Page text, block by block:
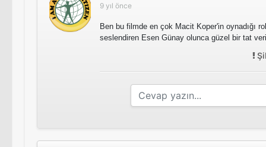
9 yıl önce
Ben bu filmde en çok Macit Koper'in oynadığı
seslendiren Esen Günay olunca güzel bir tat